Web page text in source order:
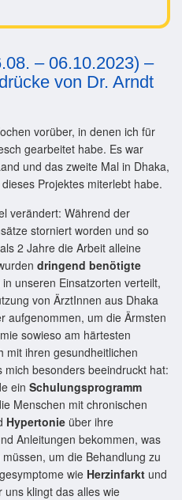
– 06.10.2023) –
von Dr. Arndt
vorüber, in denen ich für
gearbeitet habe. Es war
und das zweite Mal in Dhaka,
Projektes miterlebt habe.
verändert: Während der
storniert worden und so
2 Jahre die Arbeit alleine
dringend benötigte
unseren Einsatzorten verteilt,
von ÄrztInnen aus Dhaka
aufgenommen, um die Ärmsten
sowieso am härtesten
mit ihren gesundheitlichen
mich besonders beeindruckt hat:
ein Schulungsprogramm
Menschen mit chronischen
Hypertonie über ihre
Anleitungen bekommen, was
um die Behandlung zu
wie Herzinfarkt und
uns klingt das alles wie